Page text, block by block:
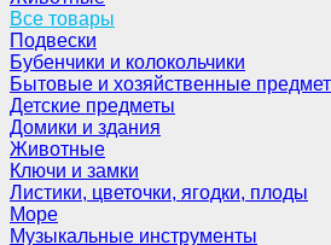
Все товары
Подвески
Бубенчики и колокольчики
Бытовые и хозяйственные
Детские предметы
Домики и здания
Животные
Ключи и замки
Листики, цветочки, ягодки, плоды
Море
Музыкальные инструменты